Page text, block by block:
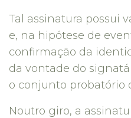
Tal assinatura possui
e, na hipótese de
confirmação da
da vontade do
o conjunto probatório
Noutro giro, a